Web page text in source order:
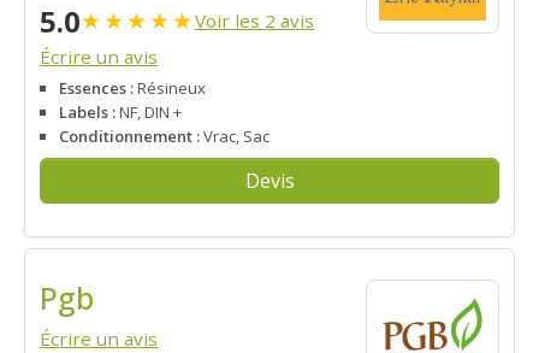
5.0★★★★★Voir les 2 avis
Écrire un avis
Essences :Résineux
Labels :NF, DIN +
Conditionnement :Vrac, Sac
Devis
Pgb
Écrire un avis